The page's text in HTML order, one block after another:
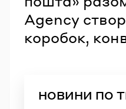
Agency
коробок,
НОВИНИ ПО